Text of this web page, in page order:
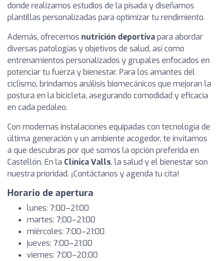
donde realizamos estudios de la pisada y diseñamos
plantillas personalizadas para optimizar tu rendimiento.
Además, ofrecemos nutrición deportivapara abordar
diversas patologías y objetivos de salud, así como
entrenamientos personalizados y grupales enfocados en
potenciar tu fuerza y bienestar. Para los amantes del
ciclismo, brindamos análisis biomecánicos que mejoran la
postura en la bicicleta, asegurando comodidad y eficacia
en cada pedaleo.
Con modernas instalaciones equipadas con tecnología de
última generación y un ambiente acogedor, te invitamos
a que descubras por qué somos la opción preferida en
Castellón. En la Clínica Valls, la salud y el bienestar son
nuestra prioridad. ¡Contáctanos y agenda tu cita!
Horario de apertura
lunes: 7:00–21:00
martes: 7:00–21:00
miércoles: 7:00–21:00
jueves: 7:00–21:00
viernes: 7:00–20:00